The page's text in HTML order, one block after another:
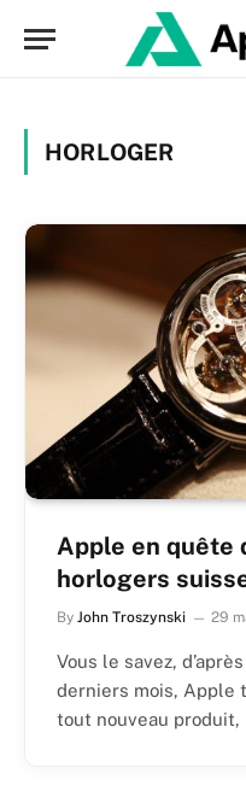
HORLOGER
Apple en quête
horlogers
By John Troszynski 29
Vous le savez,
derniers mois, Apple
tout nouveau produit,